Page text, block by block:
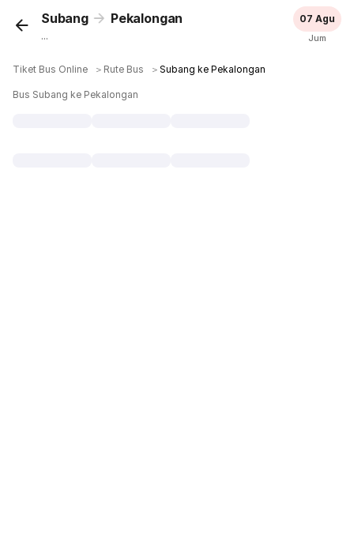
Subang Pekalongan
...
07 Agu
Jum
Tiket Bus Online ＞ Rute Bus ＞ Subang ke Pekalongan
Bus Subang ke Pekalongan